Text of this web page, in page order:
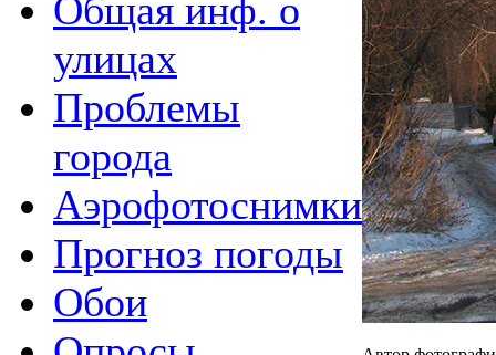
Общая инф. о
улицах
Проблемы
города
Аэрофотоснимки
Прогноз погоды
Обои